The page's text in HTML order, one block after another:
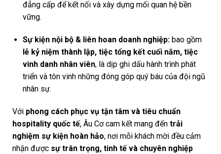
đẳng cấp để kết nối và xây dựng mối quan hệ bền
vững.
Sự kiện nội bộ & liên hoan doanh nghiệp:bao gồm
lễ kỷ niệm thành lập, tiệc tổng kết cuối năm, tiệc
vinh danh nhân viên, là dịp ghi dấu hành trình phát
triển và tôn vinh những đóng góp quý báu của đội ngũ
nhân sự.
Với phong cách phục vụ tận tâm và tiêu chuẩn
hospitality quốc tế, Âu Cơ cam kết mang đến trải
nghiệm sự kiện hoàn hảo, nơi mỗi khách mời đều cảm
nhận được sự trân trọng, tinh tế và chuyên nghiệp